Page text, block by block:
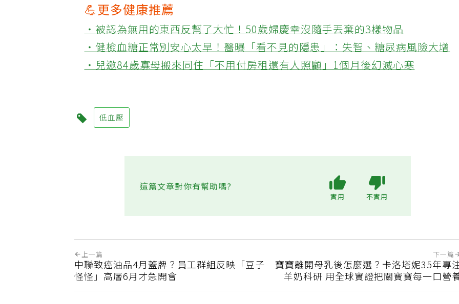
💪更多健康推薦
‧被認為無用的東西反幫了大忙！50歲婦慶幸沒隨手丟棄的3樣物品
‧健檢血糖正常別安心太早！醫曝「看不見的隱患」：失智、糖尿病風險大增
‧兒邀84歲寡母搬來同住「不用付房租還有人照顧」1個月後幻滅心寒
低血壓
這篇文章對你有幫助嗎?
實用 不實用
上一篇
中聯致癌油品4月蓋牌？員工群組反映「豆子
怪怪」高層6月才急開會
下一篇
寶寶離開母乳後怎麼選？卡洛塔妮35年專
羊奶科研 用全球實證把關寶寶每一口營